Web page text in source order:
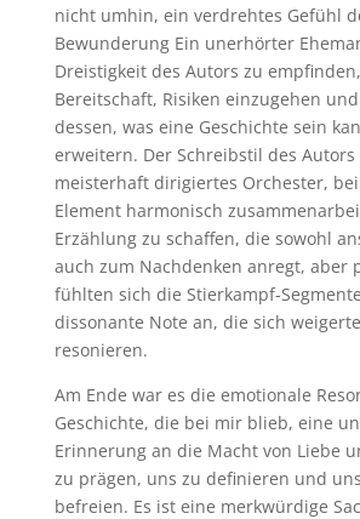
nicht umhin, ein verdrehtes Gefühl
Bewunderung Ein unerhörter
Dreistigkeit des Autors zu
Bereitschaft, Risiken einzugehen
dessen, was eine Geschichte sein
erweitern. Der Schreibstil des
meisterhaft dirigiertes Orchester,
Element harmonisch
Erzählung zu schaffen, die sowohl
auch zum Nachdenken anregt, aber
fühlten sich die Stierkampf-
dissonante Note an, die sich
resonieren.
Am Ende war es die emotionale
Geschichte, die bei mir blieb, eine
Erinnerung an die Macht von Liebe
zu prägen, uns zu definieren und
befreien. Es ist eine merkwürdige